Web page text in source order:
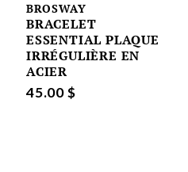
BROSWAY
BRACELET
ESSENTIAL PLAQUE
IRRÉGULIÈRE EN
ACIER
45.00 $